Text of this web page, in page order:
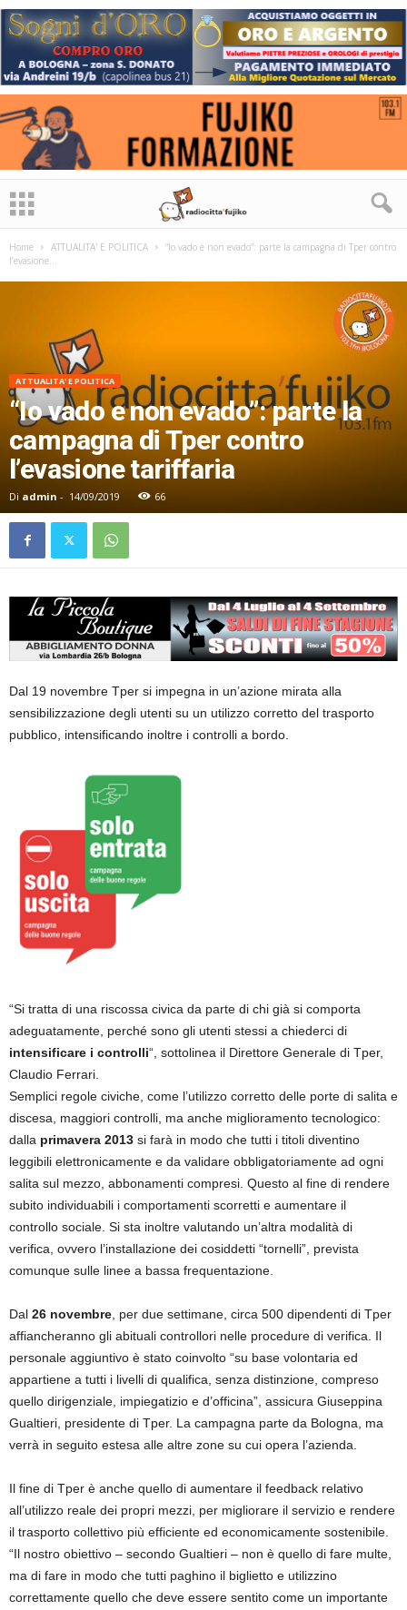
Home ATTUALITA' E POLITICA
“Io vado e non evado”: parte la campagna di Tper contro
l’evasione...
ATTUALITA' E POLITICA
“Io vado e non evado”: parte la
campagna di Tper contro
l’evasione tariffaria
Di admin - 14/09/2019 66
Dal 19 novembre Tper si impegna in un’azione mirata alla
sensibilizzazione degli utenti su un utilizzo corretto del trasporto
pubblico, intensificando inoltre i controlli a bordo.
“Si tratta di una riscossa civica da parte di chi già si comporta
adeguatamente, perché sono gli utenti stessi a chiederci di
intensificare i controlli“, sottolinea il Direttore Generale di Tper,
Claudio Ferrari.
Semplici regole civiche, come l’utilizzo corretto delle porte di salita e
discesa, maggiori controlli, ma anche miglioramento tecnologico:
dalla primavera 2013 si farà in modo che tutti i titoli diventino
leggibili elettronicamente e da validare obbligatoriamente ad ogni
salita sul mezzo, abbonamenti compresi. Questo al fine di rendere
subito individuabili i comportamenti scorretti e aumentare il
controllo sociale. Si sta inoltre valutando un’altra modalità di
verifica, ovvero l’installazione dei cosiddetti “tornelli”, prevista
comunque sulle linee a bassa frequentazione.
Dal 26 novembre , per due settimane, circa 500 dipendenti di Tper
affiancheranno gli abituali controllori nelle procedure di verifica. Il
personale aggiuntivo è stato coinvolto “su base volontaria ed
appartiene a tutti i livelli di qualifica, senza distinzione, compreso
quello dirigenziale, impiegatizio e d’officina”, assicura Giuseppina
Gualtieri, presidente di Tper. La campagna parte da Bologna, ma
verrà in seguito estesa alle altre zone su cui opera l’azienda.
Il fine di Tper è anche quello di aumentare il feedback relativo
all’utilizzo reale dei propri mezzi, per migliorare il servizio e rendere
il trasporto collettivo più efficiente ed economicamente sostenibile.
“Il nostro obiettivo – secondo Gualtieri – non è quello di fare multe,
ma di fare in modo che tutti paghino il biglietto e utilizzino
correttamente quello che deve essere sentito come un importante